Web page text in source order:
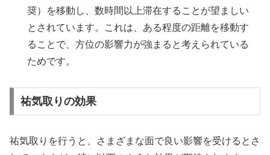
奨）を移動し、数時間以上滞在することが望ましい
とされています。これは、ある程度の距離を移動す
ることで、方位の影響力が強まると考えられている
ためです。
祐気取りの効果
祐気取りを行うと、さまざまな面で良い影響を受けるとさ